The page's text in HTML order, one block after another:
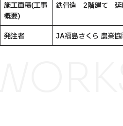
施工面積(工事
概要)
鉄骨造 2階建て 延
発注者 JA福島さくら 農業協